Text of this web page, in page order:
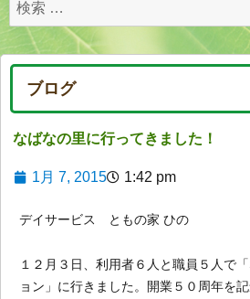
ブログ
なばなの里に行ってきました！
1月 7, 2015 1:42 pm
デイサービス ともの家 ひの
１２月３日、利用者６人と職員５人で
ョン」に行きました。開業５０周年を